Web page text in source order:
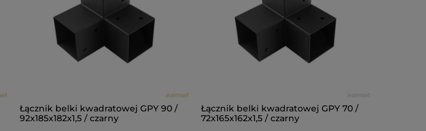
Łącznik belki kwadratowej GPY 90 /
92x185x182x1,5 / czarny
Łącznik belki kwadratowej GPY 70 /
72x165x162x1,5 / czarny